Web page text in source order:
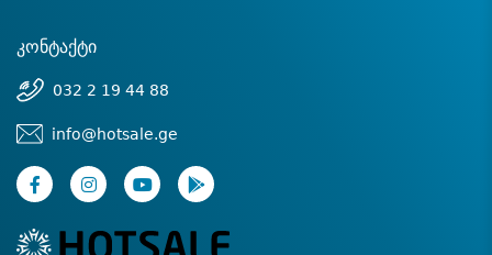
კონტაქტი
032 2 19 44 88
info@hotsale.ge